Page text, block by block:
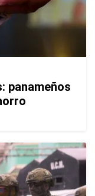
panameños